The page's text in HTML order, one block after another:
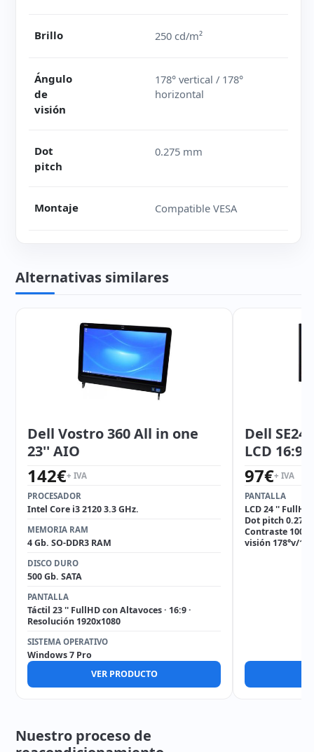
Brillo 250 cd/m²
Ángulo
de
visión
178° vertical / 178°
horizontal
Dot
pitch
0.275 mm
Montaje Compatible VESA
Alternativas similares
Dell Vostro 360 All in one
23'' AIO
142€+ IVA
PROCESADOR
Intel Core i3 2120 3.3 GHz.
MEMORIA RAM
4 Gb. SO-DDR3 RAM
DISCO DURO
500 Gb. SATA
PANTALLA
Táctil 23 '' FullHD con Altavoces · 16:9 ·
Resolución 1920x1080
SISTEMA OPERATIVO
Windows 7 Pro
VER PRODUCTO
Dell
LCD 16:9
97€+ IVA
PANTALLA
LCD 24 '' FullHD
Dot pitch 0.275
Contraste
visión 178°v/
Nuestro proceso de